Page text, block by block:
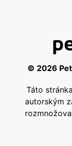
© 2026
Táto
autorským